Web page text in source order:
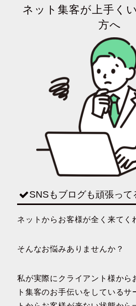
ネット集客が上手く
方へ
SNSもブログも頑張って
ネットからお客様が全く来てく
そんなお悩みありませんか？
私が実際にクライアント様から
ト集客のお手伝いをしているサ